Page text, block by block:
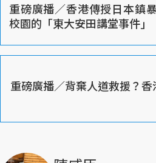
重磅廣播／香港傳授日本鎮
校園的「東大安田講堂事件」
重磅廣播／背棄人道救援？